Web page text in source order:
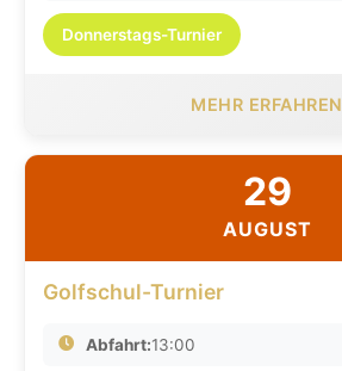
Donnerstags-Turnier
MEHR ERFAHREN
29
AUGUST
Golfschul-Turnier
Abfahrt:13:00